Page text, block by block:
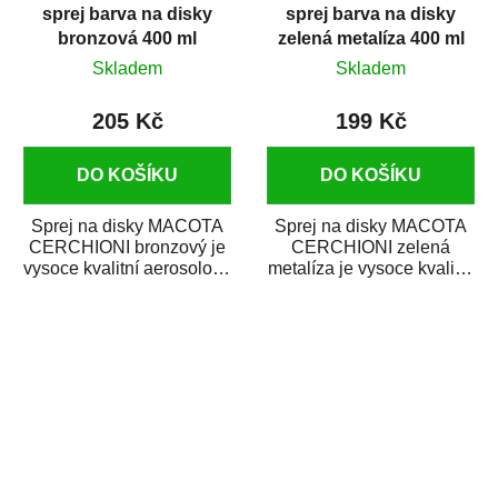
sprej barva na disky
bronzová 400 ml
Skladem
205 Kč
DO KOŠÍKU
Sprej na disky MACOTA
CERCHIONI bronzový je
vysoce kvalitní aerosolová
sprej barva na disky
zelená metalíza 400 ml
Skladem
199 Kč
DO KOŠÍKU
Sprej na disky MACOTA
CERCHIONI zelená
metalíza je vysoce kvalitní